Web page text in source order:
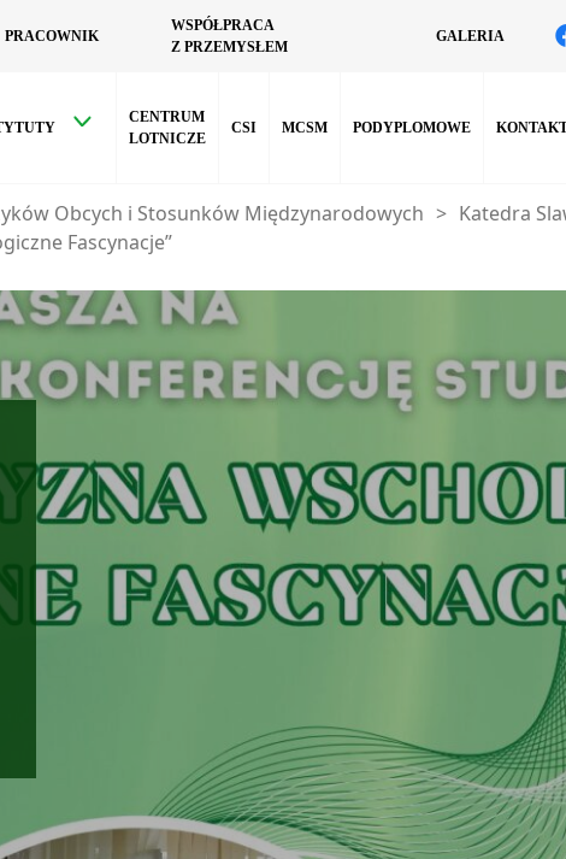
PRACOWNIK
WSPÓŁPRACA
Z PRZEMYSŁEM
GALERIA
CENTRUM
LOTNICZE
CSI MCSM PODYPLOMOWE
Obcych i Stosunków Międzynarodowych > Katedra
Fascynacje”